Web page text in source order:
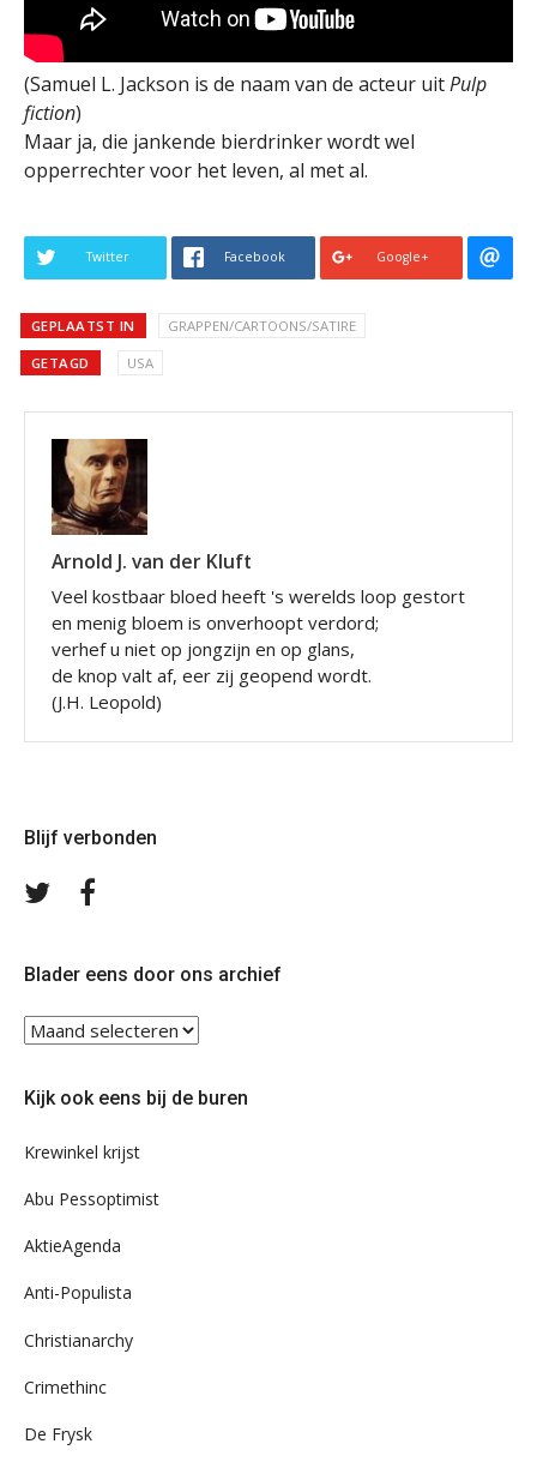
(Samuel L. Jackson is de naam van de acteur uitPulp
fiction)
Maar ja, die jankende bierdrinker wordt wel
opperrechter voor het leven, al met al.
Twitter Facebook Google+
GEPLAATST IN GRAPPEN/CARTOONS/SATIRE
GETAGD USA
Arnold J. van der Kluft
Veel kostbaar bloed heeft 's werelds loop gestort
en menig bloem is onverhoopt verdord;
verhef u niet op jongzijn en op glans,
de knop valt af, eer zij geopend wordt.
(J.H. Leopold)
Blijf verbonden
Volg
Blader eens door ons archief
Blader
eens
ons
Kijk ook eens bij de buren
Krewinkel krijst
Abu Pessoptimist
AktieAgenda
Anti-Populista
Christianarchy
Crimethinc
De Frysk